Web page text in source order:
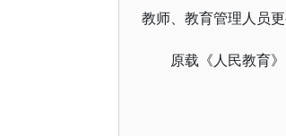
教师、教育管理人员
原载《人民教育》